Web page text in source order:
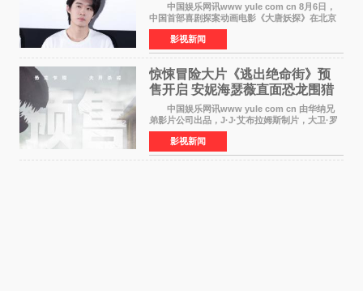
中国娱乐网讯www yule com cn 8月6日，
中国首部喜剧探案动画电影《大唐妖探》在北京
举办电影首映礼。导演程腾、联合导演黄珉、总
制片人曹紫建、制片人李莹莹，配音导演张喆，
对白指导程寅，领
影视新闻
惊悚冒险大片《逃出绝命街》预
售开启 安妮海瑟薇直面恐龙围猎
中国娱乐网讯www yule com cn 由华纳兄
弟影片公司出品，J·J·艾布拉姆斯制片，大卫·罗
伯特·米切尔执导，好莱坞巨星安妮·海瑟薇和伊万
·麦克格雷格领衔主演的2026暑期惊悚冒险大片
《逃出绝
影视新闻